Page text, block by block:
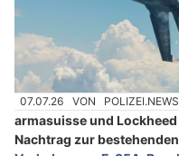
07.07.26 VON
armasuisse und
Nachtrag zur